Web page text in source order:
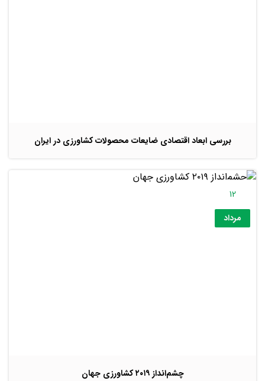
بررسی ابعاد اقتصادی ضایعات محصولات کشاورزی در ایران
چشم‌انداز ۲۰۱۹ کشاورزی جهان
12
مرداد